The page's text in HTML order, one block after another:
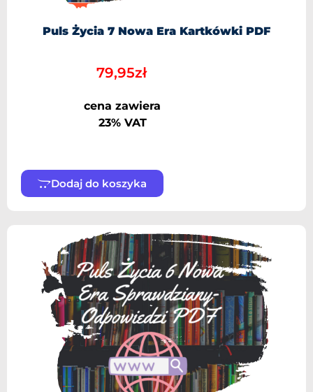
Puls Życia 7 Nowa Era Kartkówki PDF
79,95zł
cena zawiera
23% VAT
Dodaj do koszyka